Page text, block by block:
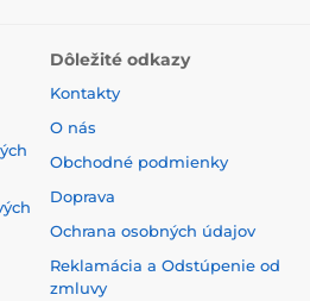
Dôležité odkazy
Kontakty
O nás
Obchodné podmienky
Doprava
Ochrana osobných údajov
Reklamácia a Odstúpenie od
zmluvy